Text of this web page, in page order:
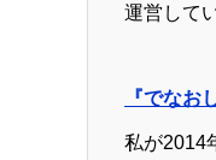
運営して
『でなお
私が2014